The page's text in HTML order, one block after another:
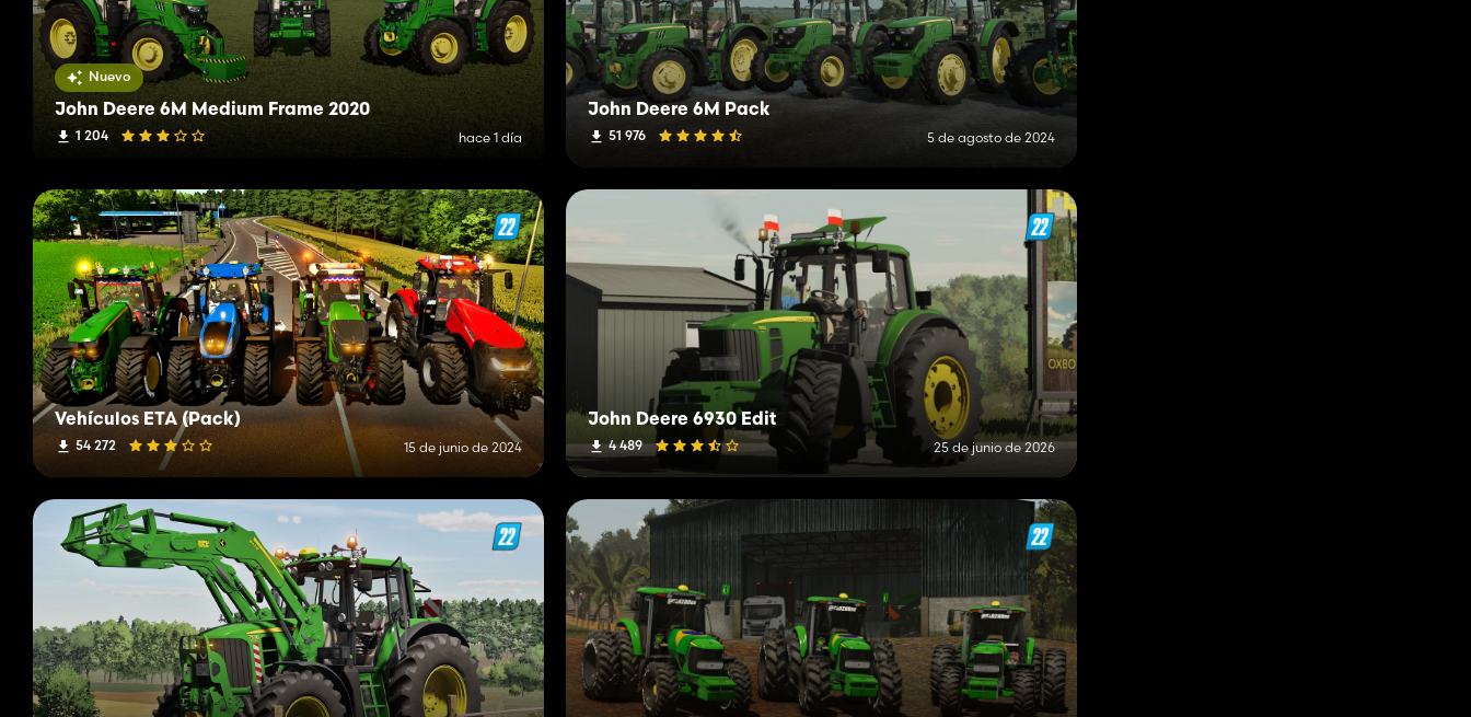
Nuevo
John Deere 6M Medium Frame 2020
1 204 hace 1 día
John Deere 6M Pack
51 976 5 de agosto de 2024
Vehículos ETA (Pack)
54 272 15 de junio de 2024
John Deere 6930 Edit
4 489 25 de junio de 2026